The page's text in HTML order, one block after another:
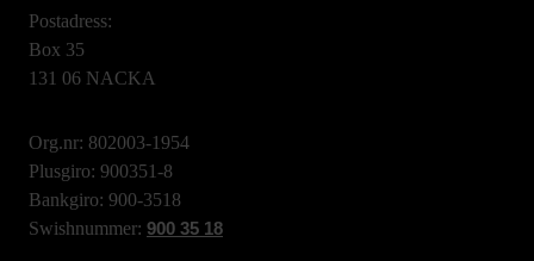
Postadress:
Box 35
131 06 NACKA
Org.nr: 802003-1954
Plusgiro: 900351-8
Bankgiro: 900-3518
Swishnummer: 900 35 18